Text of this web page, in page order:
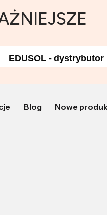
EDUSOL - dystrybutor
Blog Nowe